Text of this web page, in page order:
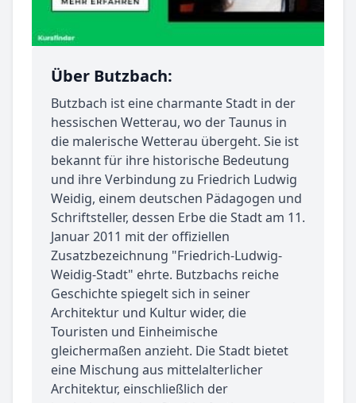
Über Butzbach:
Butzbach ist eine charmante Stadt in der
hessischen Wetterau, wo der Taunus in
die malerische Wetterau übergeht. Sie ist
bekannt für ihre historische Bedeutung
und ihre Verbindung zu Friedrich Ludwig
Weidig, einem deutschen Pädagogen und
Schriftsteller, dessen Erbe die Stadt am 11.
Januar 2011 mit der offiziellen
Zusatzbezeichnung "Friedrich-Ludwig-
Weidig-Stadt" ehrte. Butzbachs reiche
Geschichte spiegelt sich in seiner
Architektur und Kultur wider, die
Touristen und Einheimische
gleichermaßen anzieht. Die Stadt bietet
eine Mischung aus mittelalterlicher
Architektur, einschließlich der